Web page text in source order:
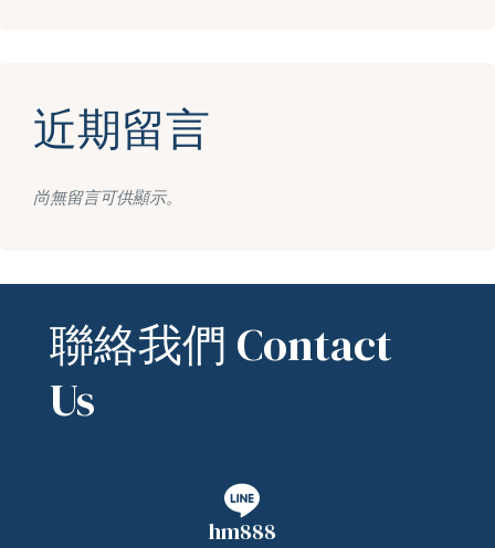
近期留言
尚無留言可供顯示。
聯絡我們 Contact
Us
hm888